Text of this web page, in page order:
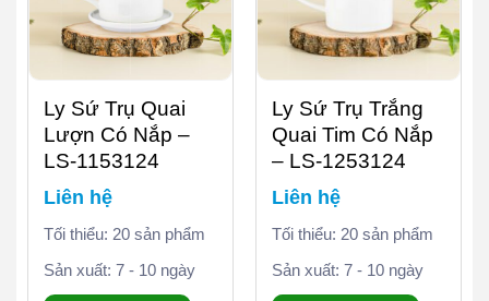
Ly Sứ Trụ Quai
Lượn Có Nắp –
LS-1153124
Liên hệ
Tối thiểu: 20 sản phẩm
Sản xuất: 7 - 10 ngày
Ly Sứ Trụ Trắng
Quai Tim Có Nắp
– LS-1253124
Liên hệ
Tối thiểu: 20 sản phẩm
Sản xuất: 7 - 10 ngày